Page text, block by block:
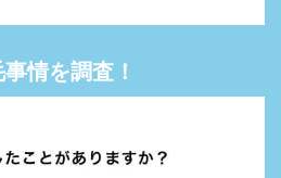
情を調査！